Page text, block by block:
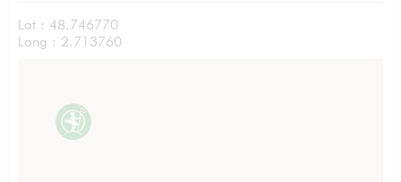
Lat : 48.746770
Long : 2.713760